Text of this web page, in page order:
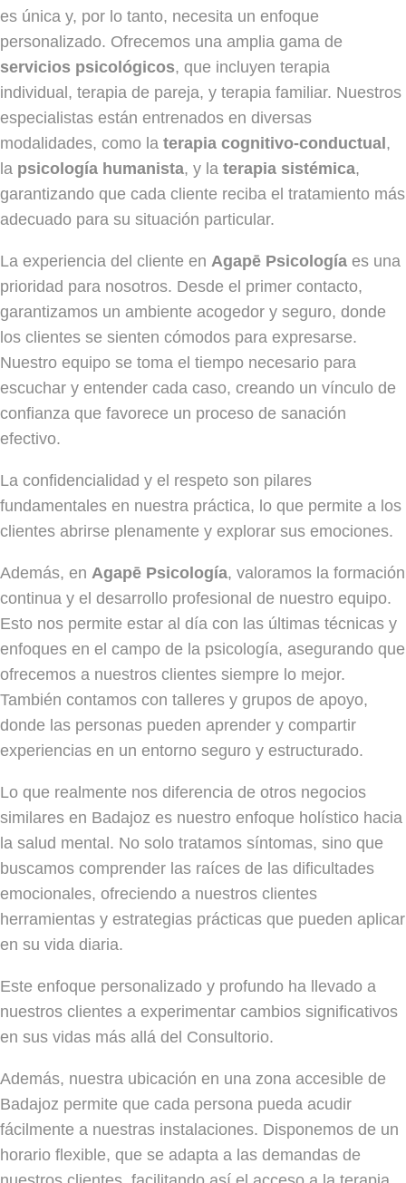
es única y, por lo tanto, necesita un enfoque
personalizado. Ofrecemos una amplia gama de
servicios psicológicos, que incluyen terapia
individual, terapia de pareja, y terapia familiar. Nuestros
especialistas están entrenados en diversas
modalidades, como la terapia cognitivo-conductual,
la psicología humanista, y la terapia sistémica,
garantizando que cada cliente reciba el tratamiento más
adecuado para su situación particular.
La experiencia del cliente en Agapē Psicología es una
prioridad para nosotros. Desde el primer contacto,
garantizamos un ambiente acogedor y seguro, donde
los clientes se sienten cómodos para expresarse.
Nuestro equipo se toma el tiempo necesario para
escuchar y entender cada caso, creando un vínculo de
confianza que favorece un proceso de sanación
efectivo.
La confidencialidad y el respeto son pilares
fundamentales en nuestra práctica, lo que permite a los
clientes abrirse plenamente y explorar sus emociones.
Además, en Agapē Psicología, valoramos la formación
continua y el desarrollo profesional de nuestro equipo.
Esto nos permite estar al día con las últimas técnicas y
enfoques en el campo de la psicología, asegurando que
ofrecemos a nuestros clientes siempre lo mejor.
También contamos con talleres y grupos de apoyo,
donde las personas pueden aprender y compartir
experiencias en un entorno seguro y estructurado.
Lo que realmente nos diferencia de otros negocios
similares en Badajoz es nuestro enfoque holístico hacia
la salud mental. No solo tratamos síntomas, sino que
buscamos comprender las raíces de las dificultades
emocionales, ofreciendo a nuestros clientes
herramientas y estrategias prácticas que pueden aplicar
en su vida diaria.
Este enfoque personalizado y profundo ha llevado a
nuestros clientes a experimentar cambios significativos
en sus vidas más allá del Consultorio.
Además, nuestra ubicación en una zona accesible de
Badajoz permite que cada persona pueda acudir
fácilmente a nuestras instalaciones. Disponemos de un
horario flexible, que se adapta a las demandas de